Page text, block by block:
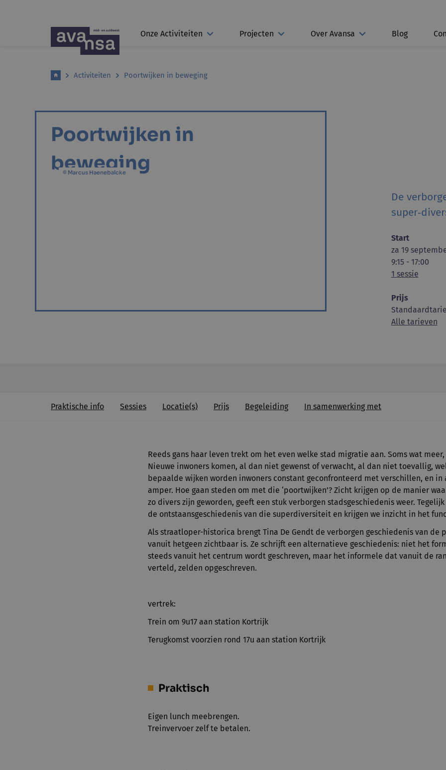
Onze Activiteiten Projecten Over Avansa Blog
Activiteiten Poortwijken in beweging
Poortwijken in
beweging
© Marcus Haenebalcke
De
Start
za 19
9:15 - 17:00
1 sessie
Prijs
Alle tarieven
Praktische info Sessies Locatie(s) Prijs Begeleiding In samenwerking met
Reeds gans haar leven trekt om het even welke stad migratie aan. Soms wat
Nieuwe inwoners komen, al dan niet gewenst of verwacht, al dan niet toevallig,
bepaalde wijken worden inwoners constant geconfronteerd met verschillen, en in
amper. Hoe gaan steden om met die ‘poortwijken’? Zicht krijgen op de manier
zo divers zijn geworden, geeft een stuk verborgen stadsgeschiedenis weer.
de ontstaansgeschiedenis van die superdiversiteit en krijgen we inzicht in het
Als straatloper-historica brengt Tina De Gendt de verborgen geschiedenis van de
vanuit hetgeen zichtbaar is. Ze schrijft een alternatieve geschiedenis: niet het
steeds vanuit het centrum wordt geschreven, maar het informele dat vanuit de
verteld, zelden opgeschreven.
vertrek:
Trein om 9u17 aan station Kortrijk
Terugkomst voorzien rond 17u aan station Kortrijk
Praktisch
Eigen lunch meebrengen.
Treinvervoer zelf te betalen.